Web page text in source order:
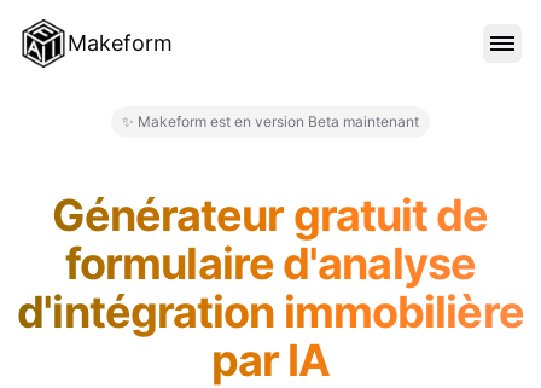
Makeform
BLOG
✨ Makeform est en version Beta maintenant
Générateur gratuit de
formulaire d'analyse
d'intégration immobilière
par IA